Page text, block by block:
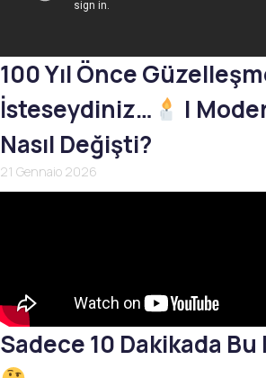
100 Yıl Önce
İsteseydiniz…
|
Nasıl Değişti?
21 Gennaio 2026
Sadece 10 Dakikada Bu